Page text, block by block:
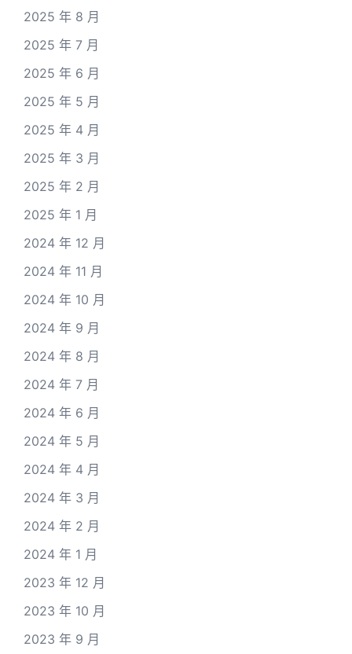
2025 年 8 月
2025 年 7 月
2025 年 6 月
2025 年 5 月
2025 年 4 月
2025 年 3 月
2025 年 2 月
2025 年 1 月
2024 年 12 月
2024 年 11 月
2024 年 10 月
2024 年 9 月
2024 年 8 月
2024 年 7 月
2024 年 6 月
2024 年 5 月
2024 年 4 月
2024 年 3 月
2024 年 2 月
2024 年 1 月
2023 年 12 月
2023 年 10 月
2023 年 9 月